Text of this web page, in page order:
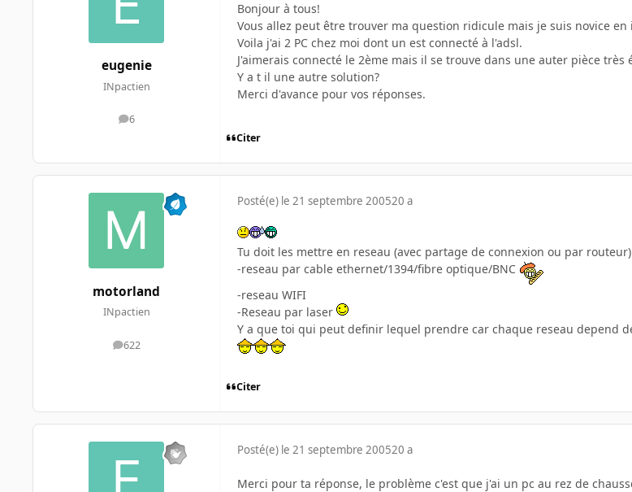
eugenie
INpactien
6
messages
Bonjour à tous!
Vous allez peut être trouver ma question ridicule mais je suis novice en
Voila j'ai 2 PC chez moi dont un est connecté à l'adsl.
J'aimerais connecté le 2ème mais il se trouve dans une auter pièce
Y a t il une autre solution?
Merci d'avance pour vos réponses.
Citer
motorland
INpactien
622
messages
Posté(e) le 21 septembre 200520 a
Tu doit les mettre en reseau (avec partage de connexion ou par
-reseau par cable ethernet/1394/fibre optique/BNC
-reseau WIFI
-Reseau par laser
Y a que toi qui peut definir lequel prendre car chaque reseau depend
Citer
Posté(e) le 21 septembre 200520 a
Merci pour ta réponse, le problème c'est que j'ai un pc au rez de